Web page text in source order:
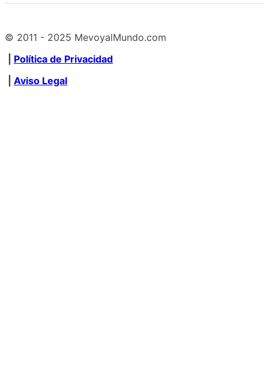
© 2011 - 2025 MevoyalMundo.com
Política de Privacidad
Aviso Legal